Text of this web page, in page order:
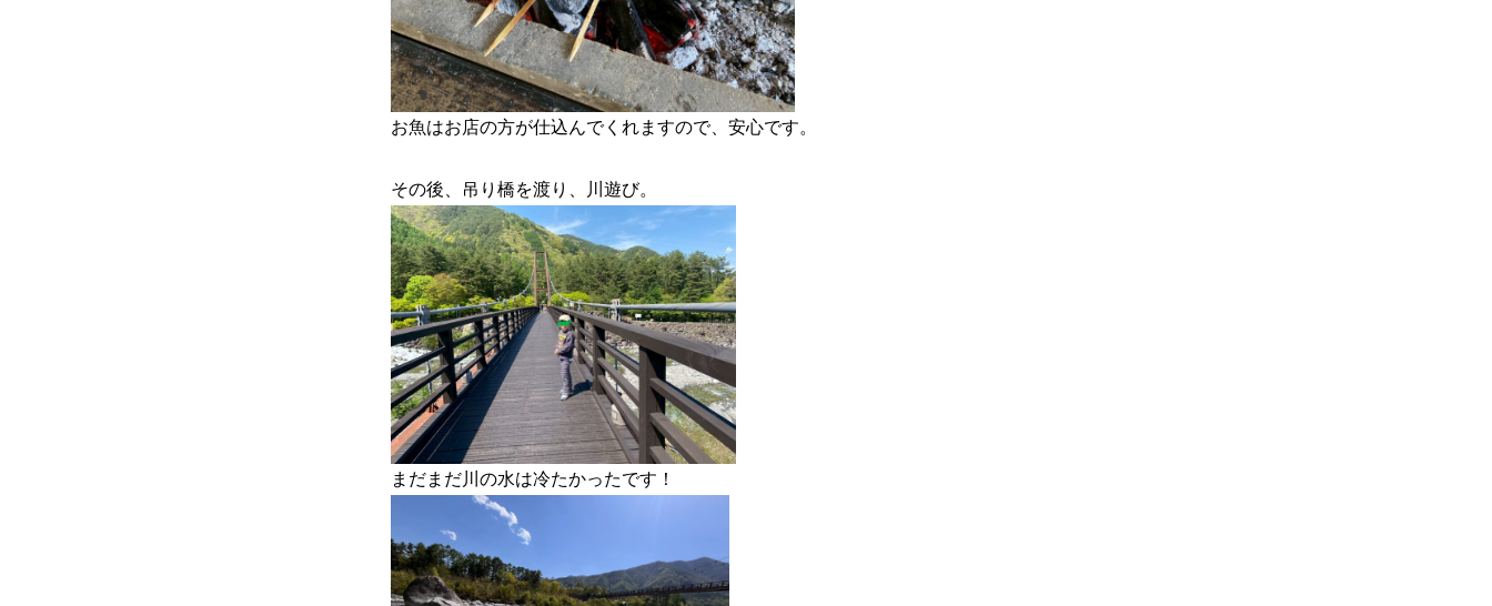
お魚はお店の方が仕込んでくれますので、安心です。
その後、吊り橋を渡り、川遊び。
まだまだ川の水は冷たかったです！